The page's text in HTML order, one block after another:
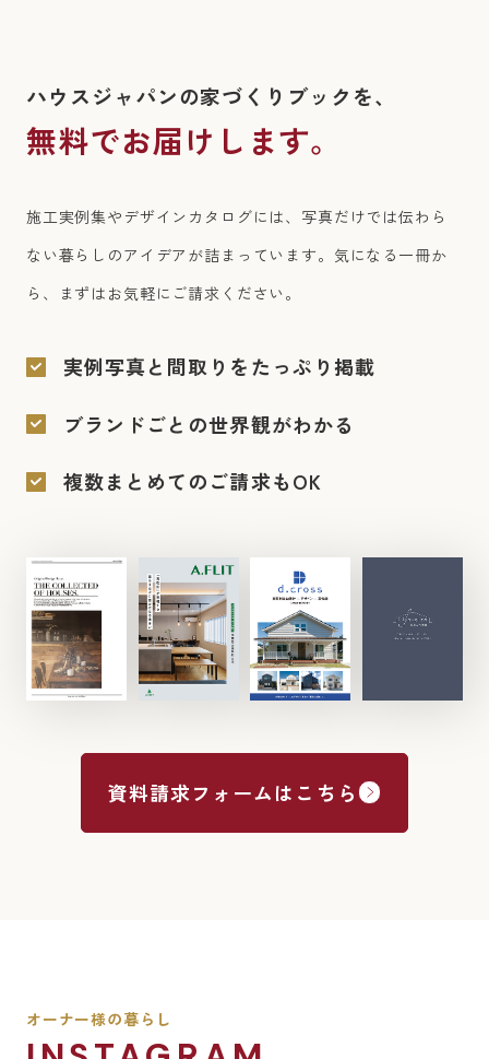
ハウスジャパンの家づくりブックを、
無料でお届けします。
施工実例集やデザインカタログには、写真だけでは伝わら
ない暮らしのアイデアが詰まっています。 気になる一冊か
ら、まずはお気軽にご請求ください。
実例写真と間取りをたっぷり掲載
ブランドごとの世界観がわかる
複数まとめてのご請求もOK
資料請求フォームはこちら
オーナー様の暮らし